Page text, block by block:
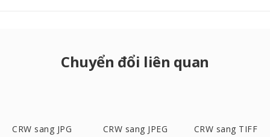
Chuyển đổi liên quan
CRW sang JPG CRW sang JPEG CRW sang TIFF